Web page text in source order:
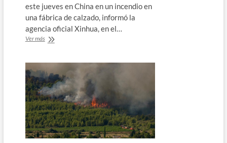
este jueves en China en un incendio en
una fábrica de calzado, informó la
agencia oficial Xinhua, en el…
Ver másAl
muertos
en
un
incendio
en
una
fábrica
de
calzado